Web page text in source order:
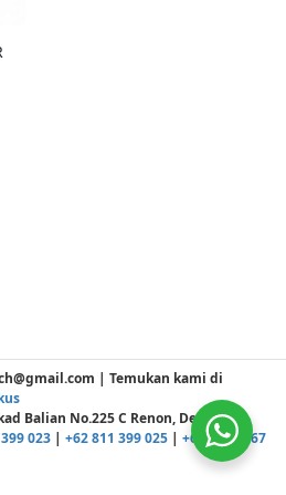
| Temukan kami di
Balian No.225 C Renon, Denpasar -
023 | +62 811 399 025 | +62 811 3867